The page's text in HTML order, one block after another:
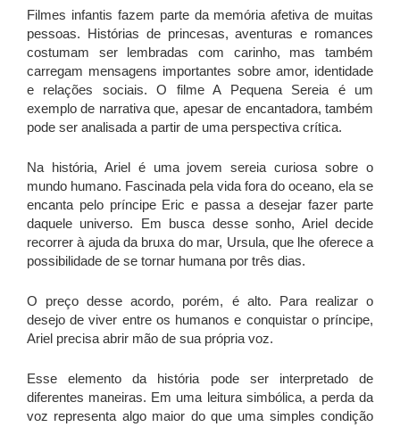
Filmes infantis fazem parte da memória afetiva de muitas
pessoas. Histórias de princesas, aventuras e romances
costumam ser lembradas com carinho, mas também
carregam mensagens importantes sobre amor, identidade
e relações sociais. O filme A Pequena Sereia é um
exemplo de narrativa que, apesar de encantadora, também
pode ser analisada a partir de uma perspectiva crítica.
Na história, Ariel é uma jovem sereia curiosa sobre o
mundo humano. Fascinada pela vida fora do oceano, ela se
encanta pelo príncipe Eric e passa a desejar fazer parte
daquele universo. Em busca desse sonho, Ariel decide
recorrer à ajuda da bruxa do mar, Ursula, que lhe oferece a
possibilidade de se tornar humana por três dias.
O preço desse acordo, porém, é alto. Para realizar o
desejo de viver entre os humanos e conquistar o príncipe,
Ariel precisa abrir mão de sua própria voz.
Esse elemento da história pode ser interpretado de
diferentes maneiras. Em uma leitura simbólica, a perda da
voz representa algo maior do que uma simples condição